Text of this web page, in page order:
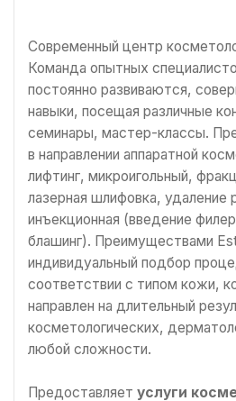
Современный центр
Команда опытных
постоянно развиваются,
навыки, посещая различные
семинары, мастер-классы.
в направлении аппаратной
лифтинг, микроигольный,
лазерная шлифовка, удаление
инъекционная (введение
блашинг). Преимуществами
индивидуальный подбор
соответствии с типом кожи,
направлен на длительный
косметологических,
любой сложности.
Предоставляет услуги